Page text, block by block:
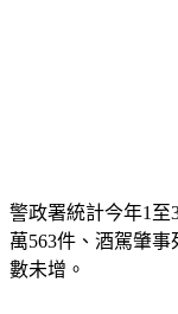
警政署統計今年1至
萬563件、酒駕肇
數未增。